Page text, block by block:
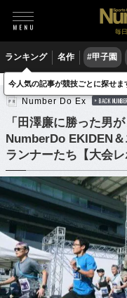
毎
ランキング 名作 #甲子園
陸上 駅伝
Number Do Ex BACK NUMBER
「田澤廉に勝った男
NumberDo EKIDEN
ランナーたち【大会レ
今人気の記事が競技ごとに探せま